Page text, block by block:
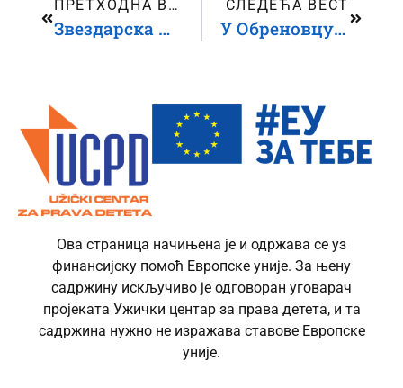
ПРЕТХОДНА ВЕСТ
Звездарска шума одзвања песмом и игром: дан посвећен деци и различитости
СЛЕДЕЋА ВЕСТ
У Обреновцу одржан округли сто посвећен заштити деце од раних бракова
Ова страница начињена је и одржава се уз
финансијску помоћ Европске уније. За њену
садржину искључиво је одговоран уговарач
пројеката Ужички центар за права детета, и та
садржина нужно не изражава ставове Европске
уније.